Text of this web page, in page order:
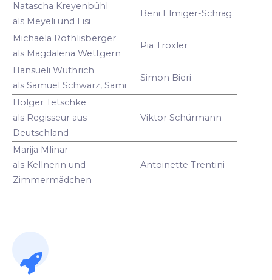
Natascha Kreyenbühl
als Meyeli und Lisi
Beni Elmiger-Schrag
Michaela Röthlisberger
als Magdalena Wettgern
Pia Troxler
Hansueli Wüthrich
als Samuel Schwarz, Sami
Simon Bieri
Holger Tetschke
als Regisseur aus
Deutschland
Viktor Schürmann
Marija Mlinar
als Kellnerin und
Zimmermädchen
Antoinette Trentini